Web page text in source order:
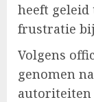
heeft geleid
frustratie
Volgens
genomen
autoriteiten